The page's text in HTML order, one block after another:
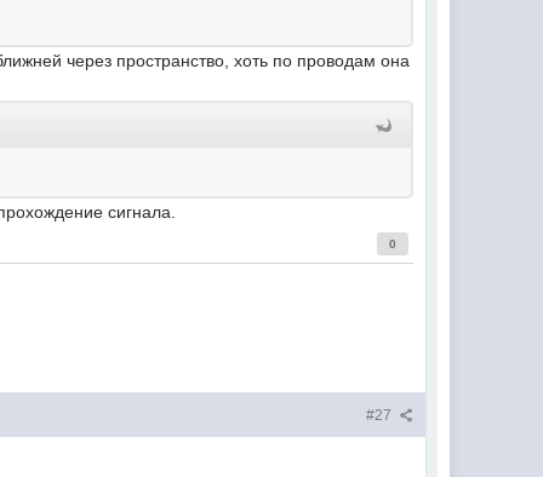
через пространство, хоть по проводам она
сигнала.
0
#27